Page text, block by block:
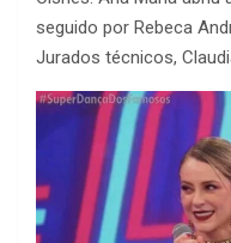
seguido por Rebeca
Jurados técnicos,